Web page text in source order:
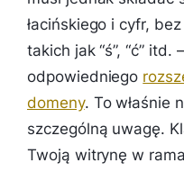
łacińskiego i cyfr,
takich jak “ś”, “ć” itd.
odpowiedniego
domeny. To właśnie
szczególną uwagę.
Twoją witrynę w